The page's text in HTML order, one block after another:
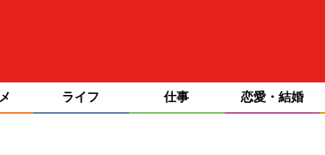
ライフ 仕事 恋愛・結婚